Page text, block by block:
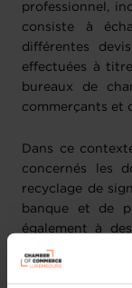
professionnel,
consiste à
différentes
effectuées à
bureaux de
commerçants et
Dans ce
concernés les
recyclage de
banque et de
également à
notamment
recyclantes